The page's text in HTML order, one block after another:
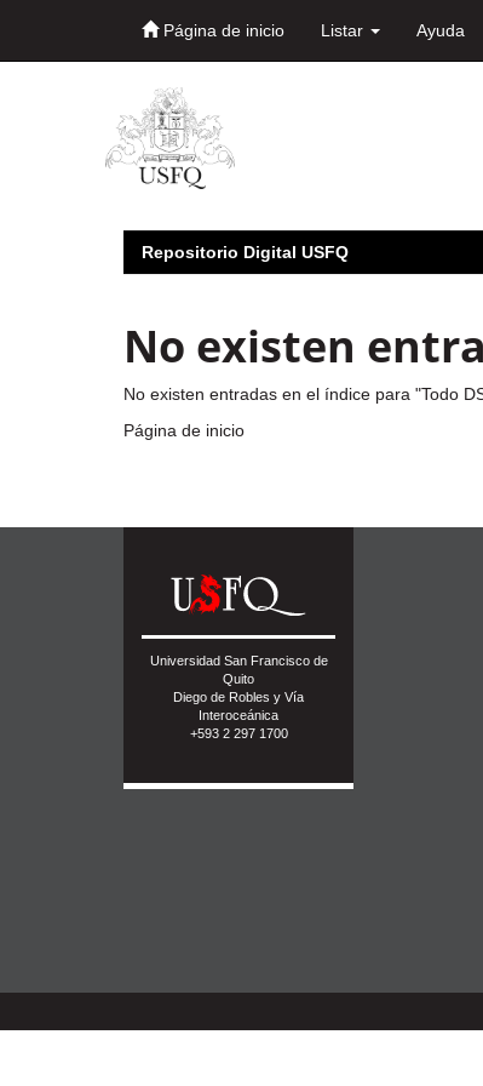
Página de inicio Listar Ayuda
Repositorio Digital USFQ
No existen
No existen entradas en el índice para "Todo
Página de inicio
Universidad San Francisco de
Quito
Diego de Robles y Vía
Interoceánica
+593 2 297 1700